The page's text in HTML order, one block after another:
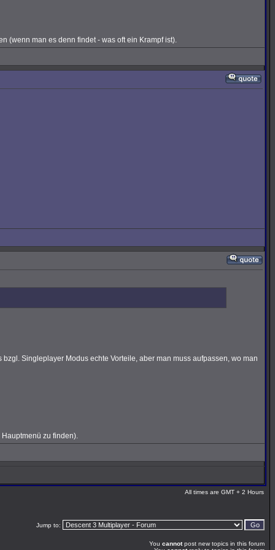
(wenn man es denn findet - was oft ein Krampf ist).
Singleplayer Modus echte Vorteile, aber man muss aufpassen, wo man
zu finden).
All times are GMT + 2 Hours
Jump to:
You cannotpost new topics in this forum